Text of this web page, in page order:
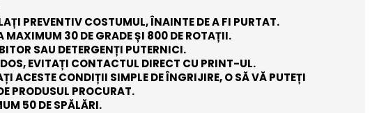
PREVENTIV COSTUMUL, ÎNAINTE DE A FI PURTAT.
MAXIMUM 30 DE GRADE ȘI 800 DE ROTAȚII.
SAU DETERGENȚI PUTERNICI.
EVITAȚI CONTACTUL DIRECT CU PRINT-UL.
ACESTE CONDIȚII SIMPLE DE ÎNGRIJIRE, O SĂ VĂ PUTEȚI
PRODUSUL PROCURAT.
50 DE SPĂLĂRI.